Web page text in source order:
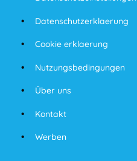
Datenschutzerklaerung
Cookie erklaerung
Nutzungsbedingungen
Über uns
Kontakt
Werben